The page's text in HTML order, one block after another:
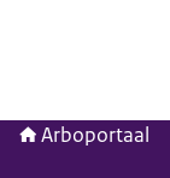
Arboportaal